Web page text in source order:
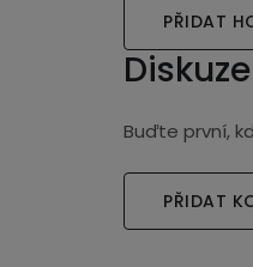
PŘIDAT
Diskuze
Buďte první,
PŘIDAT